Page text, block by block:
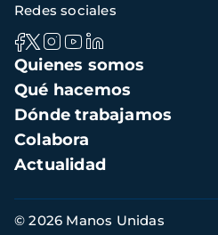
Navegación
principal
Quienes somos
Qué hacemos
Dónde trabajamos
Colabora
Actualidad
Redes sociales
Información
© 2026 Manos Unidas